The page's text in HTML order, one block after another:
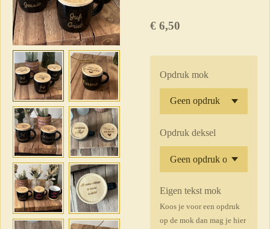
€ 6,50
Opdruk mok
Opdruk deksel
Eigen tekst mok
Koos je voor een opdruk
op de mok dan mag je hier